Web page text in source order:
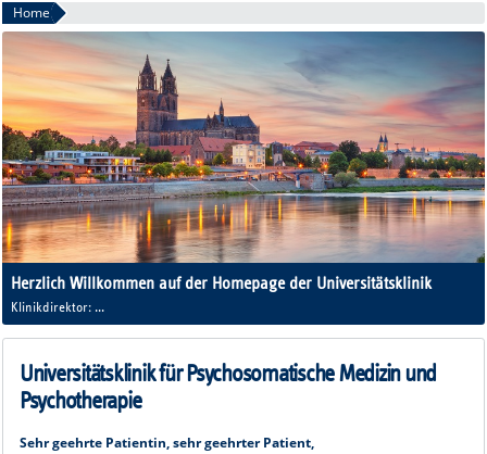
FÜR PATIENTEN
TEAM
LEHRE
FORSCHUNG
KARRIERE
AKTUELLES
FÜR ANGEHÖRIGE
Home
Herzlich Willkommen auf der Homepage der Universitätsklinik
für Psychosomatische
Medizin und Psychotherapie!
Klinikdirektor:
Prof. Dr. med. Florian Junne, M. Sc.
Universitätsklinik für Psychosomatische Medizin und
Psychotherapie
Sehr geehrte Patientin, sehr geehrter Patient,